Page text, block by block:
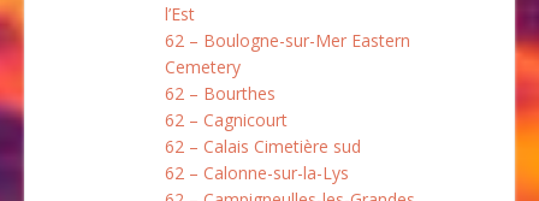
l’Est
62 – Boulogne-sur-Mer Eastern
Cemetery
62 – Bourthes
62 – Cagnicourt
62 – Calais Cimetière sud
62 – Calonne-sur-la-Lys